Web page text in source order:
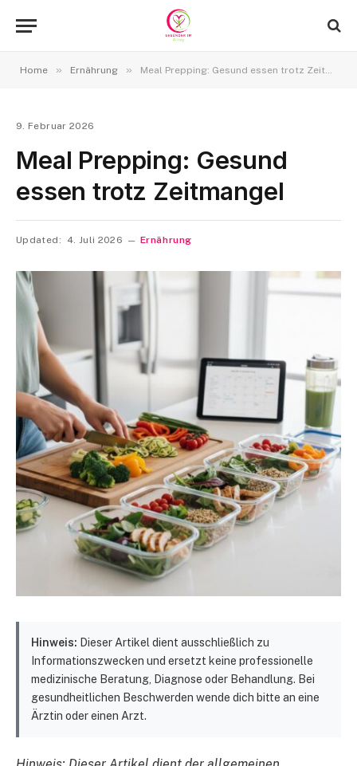
Home » Ernährung » Meal Prepping: Gesund essen trotz Zeitmangel
9. Februar 2026
Meal Prepping: Gesund
essen trotz Zeitmangel
Updated: 4. Juli 2026 Ernährung
Hinweis: Dieser Artikel dient ausschließlich zu
Informationszwecken und ersetzt keine professionelle
medizinische Beratung, Diagnose oder Behandlung. Bei
gesundheitlichen Beschwerden wende dich bitte an eine
Ärztin oder einen Arzt.